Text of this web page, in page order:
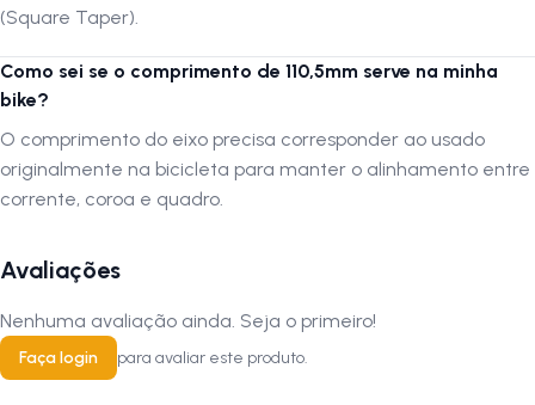
(Square Taper).
Como sei se o comprimento de 110,5mm serve na minha
bike?
O comprimento do eixo precisa corresponder ao usado
originalmente na bicicleta para manter o alinhamento entre
corrente, coroa e quadro.
Avaliações
Nenhuma avaliação ainda. Seja o primeiro!
Faça login para avaliar este produto.